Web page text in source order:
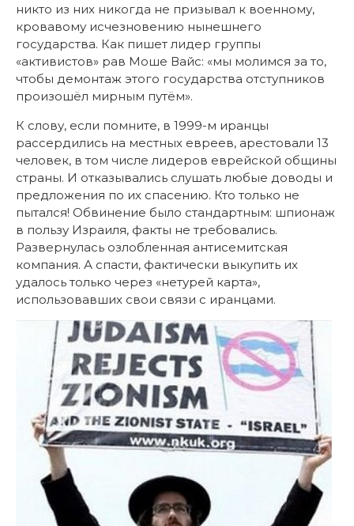
никто из них никогда не призывал к военному,
кровавому исчезновению нынешнего
государства. Как пишет лидер группы
«активистов» рав Моше Вайс: «мы молимся за то,
чтобы демонтаж этого государства отступников
произошёл мирным путём».
К слову, если помните, в 1999-м иранцы
рассердились на местных евреев, арестовали 13
человек, в том числе лидеров еврейской общины
страны. И отказывались слушать любые доводы и
предложения по их спасению. Кто только не
пытался! Обвинение было стандартным: шпионаж
в пользу Израиля, факты не требовались.
Развернулась озлобленная антисемитская
компания. А спасти, фактически выкупить их
удалось только через «нетурей карта»,
использовавших свои связи с иранцами.